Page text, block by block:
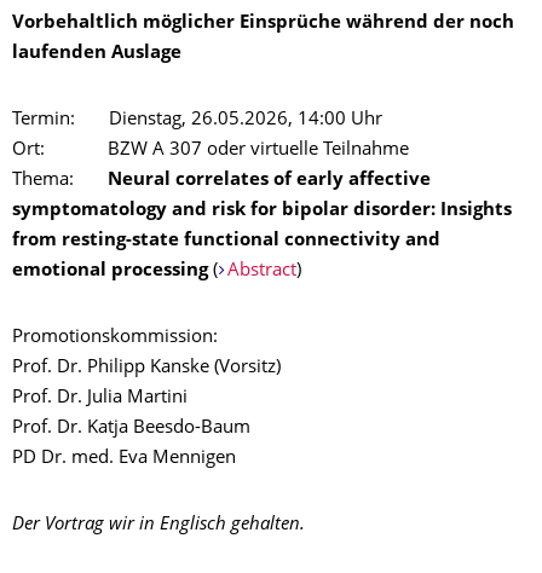
Vorbehaltlich möglicher Einsprüche während der noch
laufenden Auslage
Termin: Dienstag, 26.05.2026, 14:00 Uhr
Ort: BZW A 307 oder virtuelle Teilnahme
Thema: Neural correlates of early affective
symptomatology and risk for bipolar disorder: Insights
from resting-state functional connectivity and
emotional processing( Abstract)
Promotionskommission:
Prof. Dr. Philipp Kanske (Vorsitz)
Prof. Dr. Julia Martini
Prof. Dr. Katja Beesdo-Baum
PD Dr. med. Eva Mennigen
Der Vortrag wir in Englisch gehalten.